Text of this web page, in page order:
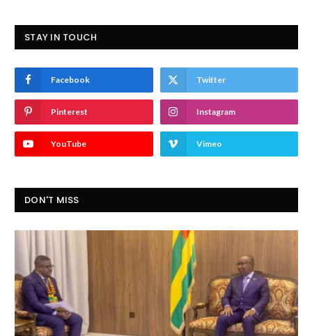
STAY IN TOUCH
Facebook Twitter
Pinterest Instagram
YouTube Vimeo
DON'T MISS